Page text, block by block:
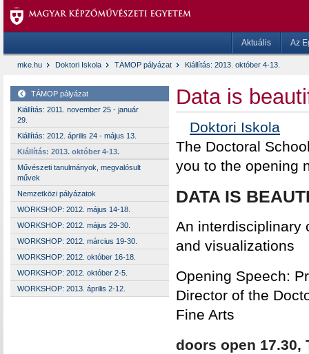
Aktuális Az
mke.hu Doktori Iskola TÁMOP pályázat Kiállítás: 2013. október 4-13.
TÁMOP pályázat
Kiállítás: 2011. november 25 - január
29.
Kiállítás: 2012. április 24 - május 13.
Kiállítás: 2013. október 4-13.
Művészeti tanulmányok, megvalósult
művek
Nemzetközi pályázatok
WORKSHOP: 2012. május 14-18.
WORKSHOP: 2012. május 29-30.
WORKSHOP: 2012. március 19-30.
WORKSHOP: 2012. október 16-18.
WORKSHOP: 2012. október 2-5.
WORKSHOP: 2013. április 2-12.
Data is
Doktori Iskola
The Doctoral
you to the opening
DATA IS
An interdisciplinary
and visualizations
Opening Speech:
Director of the
Fine Arts
doors open 17.30,